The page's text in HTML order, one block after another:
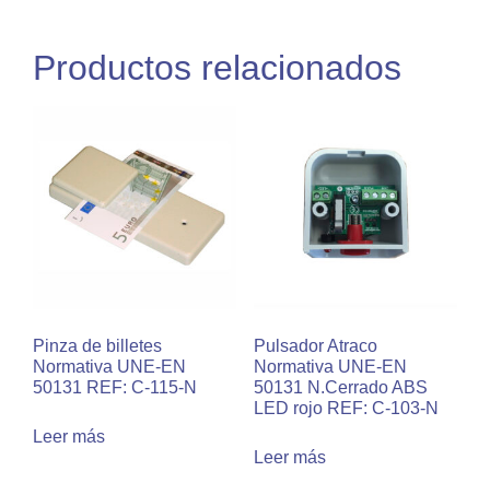
Productos relacionados
Pinza de billetes
Normativa UNE-EN
50131 REF: C-115-N
Leer más
Pulsador Atraco
Normativa UNE-EN
50131 N.Cerrado ABS
LED rojo REF: C-103-N
Leer más